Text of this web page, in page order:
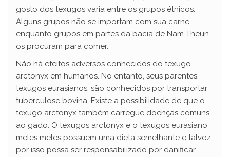
gosto dos texugos varia entre os grupos étnicos.
Alguns grupos não se importam com sua carne,
enquanto grupos em partes da bacia de Nam Theun
os procuram para comer.
Não há efeitos adversos conhecidos do texugo
arctonyx em humanos. No entanto, seus parentes,
texugos eurasianos, são conhecidos por transportar
tuberculose bovina. Existe a possibilidade de que o
texugo arctonyx também carregue doenças comuns
ao gado. O texugos arctonyx e o texugos eurasiano
meles meles possuem uma dieta semelhante e talvez
por isso possa ser responsabilizado por danificar